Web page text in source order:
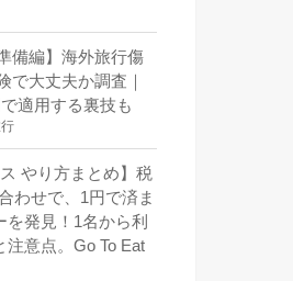
備編】海外旅行傷
で大丈夫か調査｜
適用する裏技も
やり方まとめ】税
わせで、1円で済ま
発見！1名から利
注意点。Go To Eat